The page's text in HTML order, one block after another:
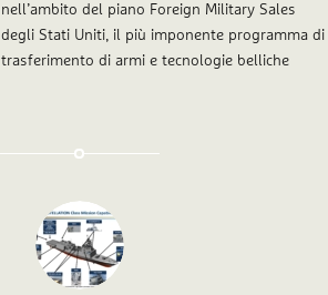
nell’ambito del piano Foreign Military Sales
degli Stati Uniti, il più imponente programma di
trasferimento di armi e tecnologie belliche